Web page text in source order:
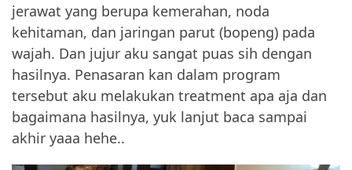
jerawat yang berupa kemerahan, noda
kehitaman, dan jaringan parut (bopeng) pada
wajah. Dan jujur aku sangat puas sih dengan
hasilnya. Penasaran kan dalam program
tersebut aku melakukan treatment apa aja dan
bagaimana hasilnya, yuk lanjut baca sampai
akhir yaaa hehe..